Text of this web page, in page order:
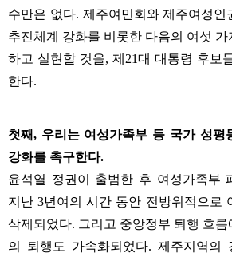
수만은 없다. 제주여민회와 제주여성인
추진체계 강화를 비롯한 다음의 여섯
하고 실현할 것을, 제 21대 대통령 후보
한다.
첫째, 우리는 여성가족부 등 국가 성평
강화를 촉구한다.
윤석열 정권이 출범한 후 여성가족부
지난3년여의 시간 동안 전방위적으로
삭제되었다. 그리고 중앙정부 퇴행 흐름
의 퇴행도 가속화되었다. 제주지역의